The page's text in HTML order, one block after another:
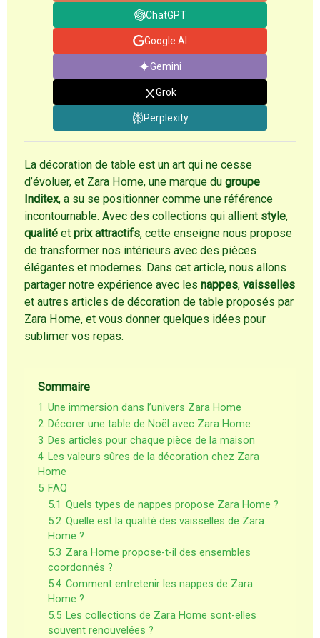
ChatGPT
Google AI
Gemini
Grok
Perplexity
La décoration de table est un art qui ne cesse
d’évoluer, et Zara Home, une marque dugroupe
Inditex, a su se positionner comme une référence
incontournable. Avec des collections qui allient style,
qualité etprix attractifs, cette enseigne nous propose
de transformer nos intérieurs avec des pièces
élégantes et modernes. Dans cet article, nous allons
partager notre expérience avec lesnappes,vaisselles
et autres articles de décoration de table proposés par
Zara Home, et vous donner quelques idées pour
sublimer vos repas.
Sommaire
1 Une immersion dans l’univers Zara Home
2 Décorer une table de Noël avec Zara Home
3 Des articles pour chaque pièce de la maison
4 Les valeurs sûres de la décoration chez Zara
Home
5 FAQ
5.1 Quels types de nappes propose Zara Home ?
5.2 Quelle est la qualité des vaisselles de Zara
Home ?
5.3 Zara Home propose-t-il des ensembles
coordonnés ?
5.4 Comment entretenir les nappes de Zara
Home ?
5.5 Les collections de Zara Home sont-elles
souvent renouvelées ?